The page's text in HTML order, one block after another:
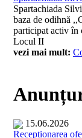
Spartachiada
baza de odihnă
participat activ în
Locul II
vezi mai mult:
15.06.2026
Recepționarea